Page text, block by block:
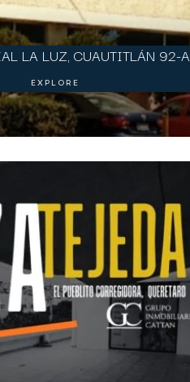
LA LUZ, CUAUTITLÁN 92-
EXPLORE